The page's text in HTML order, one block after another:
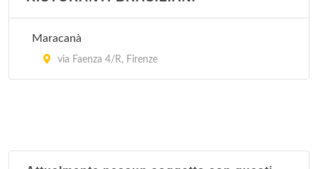
Maracanà
via Faenza 4/R, Firenze